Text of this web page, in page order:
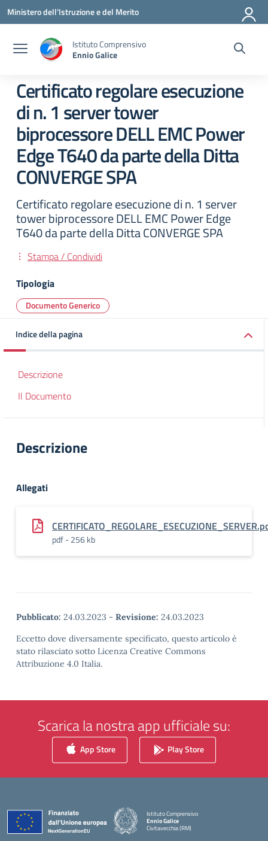
Vai ai contenuti
Vai al menu di navigazione
Vai al footer
Ministero dell'Istruzione e del Merito
Istituto Comprensivo
Ennio Galice
Certificato regolare esecuzione
di n. 1 server tower
biprocessore DELL EMC Power
Edge T640 da parte della Ditta
CONVERGE SPA
Certificato regolare esecuzione di n. 1 server
tower biprocessore DELL EMC Power Edge
T640 da parte della Ditta CONVERGE SPA
Stampa / Condividi
Tipologia
Documento Generico
Indice della pagina
Descrizione
Il Documento
Descrizione
Allegati
pdf - 256 kb
Pubblicato: 24.03.2023 - Revisione: 24.03.2023
Eccetto dove diversamente specificato, questo articolo è
stato rilasciato sotto Licenza Creative Commons
Attribuzione 4.0 Italia.
Scarica la nostra app ufficiale su:
App Store Play Store
Istituto Comprensivo
Ennio Galice
Civitavecchia (RM)